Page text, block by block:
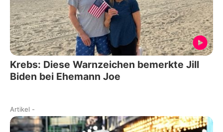
Krebs: Diese Warnzeichen bemerkte Jill
Biden bei Ehemann Joe
Artikel -